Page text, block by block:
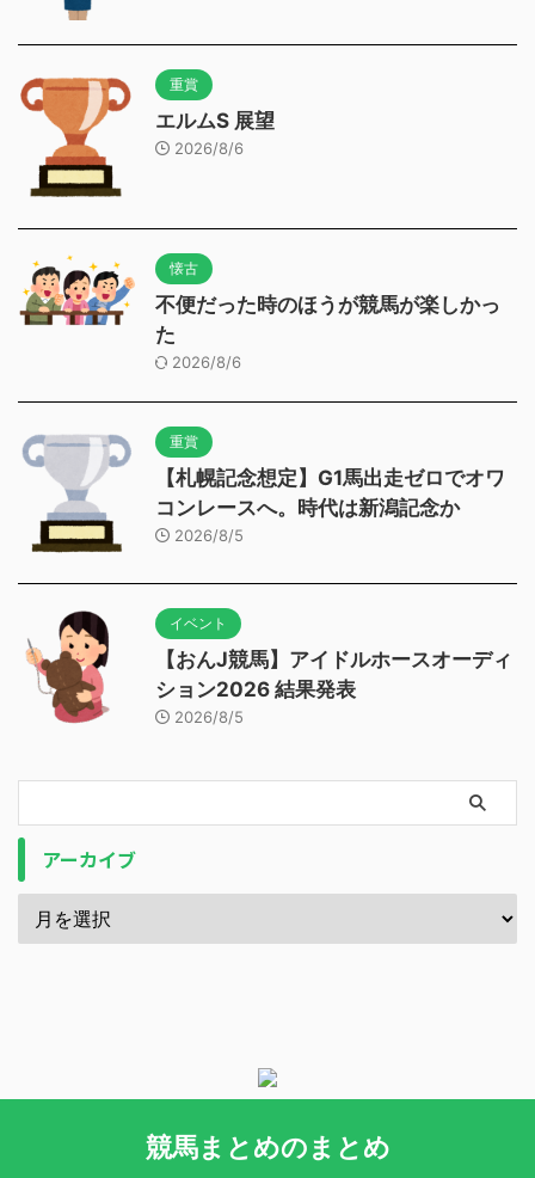
重賞
エルムS 展望
2026/8/6
懐古
不便だった時のほうが競馬が楽しかっ
た
2026/8/6
重賞
【札幌記念想定】G1馬出走ゼロでオワ
コンレースへ。時代は新潟記念か
2026/8/5
イベント
【おんJ競馬】アイドルホースオーディ
ション2026 結果発表
2026/8/5
アーカイブ
競馬まとめのまとめ